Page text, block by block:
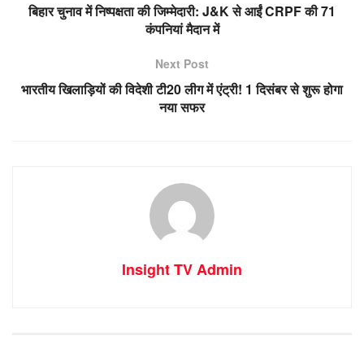
बिहार चुनाव में निष्पक्षता की जिम्मेदारी: J&K से आईं CRPF की 71
कंपनियां मैदान में
Next Post
भारतीय खिलाड़ियों की विदेशी टी20 लीग में एंट्री! 1 दिसंबर से शुरू होगा
नया सफर
Insight TV Admin